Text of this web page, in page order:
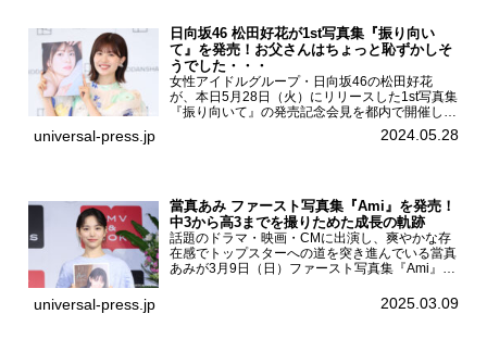
日向坂46 松田好花が1st写真集『振り向い
て』を発売！お父さんはちょっと恥ずかしそ
うでした・・・
女性アイドルグループ・日向坂46の松田好花
が、本日5月28日（火）にリリースした1st写真集
『振り向いて』の発売記念会見を都内で開催し
た。日向坂46 松田好花1st写真集『振り向いて』
発売記念会見写真集では日向坂46の松田好花を
universal-press.jp 2024.05.28
當真あみ ファースト写真集『Ami』を発売！
中3から高3までを撮りためた成長の軌跡
話題のドラマ・映画・CMに出演し、爽やかな存
在感でトップスターへの道を突き進んでいる當真
あみが3月9日（日）ファースト写真集『Ami』
BOOKS SHIBUYAで開催した。當真あみファース
universal-press.jp 2025.03.09